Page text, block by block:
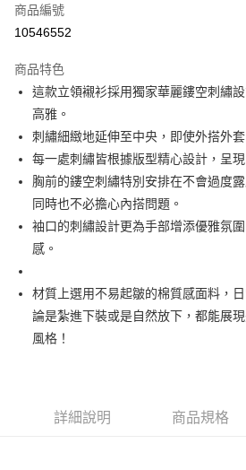
Apple Pay
悠遊付
大哥付你分期
相關說明
【大哥付你分期使用說明】
1.本服務由台灣大哥大提供，台灣大哥大用戶
2.付款方式選擇「大哥付你分期」，訂單成立
流程，驗證手機門號後，選擇欲分期的期數、
成交易。
3.實際核准額度、可分期數及費用金額請依後
4.訂單成立30分鐘內，如未前往確認交易或遇
【繳款方式說明】
1.分期款項不併入電信帳單，「大哥付你分期
醒簡訊。
2.透過簡訊連結打開帳單後，可選擇「超商條
1.本服務係由「台灣大哥大股份有限公司」（
用戶於交易時，得透過本服務購買商品或服務
AFTEE先享後付
相關說明
【關於「AFTEE先享後付」】
AFTEE先享後付是「在收到商品之後才付款」
便利好安心！
１．簡單：不需註冊會員、不需綁卡、不需儲值
２．便利：只要手機號碼，簡訊認證，即可結帳
３．安心：先確認商品／服務後，再付款。
【「AFTEE先享後付」結帳流程】
１．於結帳方式選擇「AFTEE先享後付」後，
※ 請注意：結帳手續完成當下不需立刻繳費，
ATM付款
全家取貨付款
免運費
萊爾富取貨付款
商品編號
10546552
商品特色
這款立領襯衫採用獨家華麗鏤空刺繡
高雅。
刺繡細緻地延伸至中央，即使外搭外
每一處刺繡皆根據版型精心設計，呈
胸前的鏤空刺繡特別安排在不會過度
同時也不必擔心內搭問題。
袖口的刺繡設計更為手部增添優雅氛
感。
材質上選用不易起皺的棉質感面料，
論是紮進下裝或是自然放下，都能展
風格！
詳細說明 商品規格